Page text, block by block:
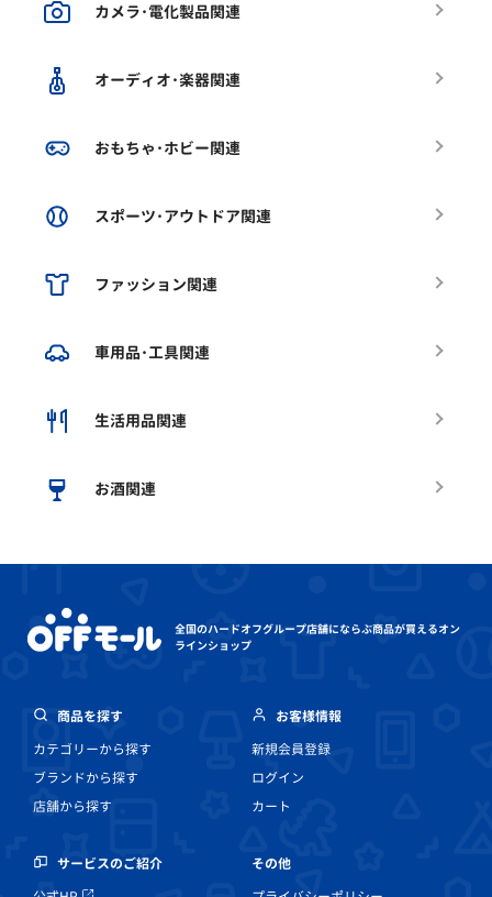
カメラ･電化製品関連
オーディオ･楽器関連
おもちゃ･ホビー関連
スポーツ･アウトドア関連
ファッション関連
車用品･工具関連
生活用品関連
お酒関連
全国のハードオフグループ店舗にならぶ商品が買えるオン
ラインショップ
商品を探す
カテゴリーから探す
ブランドから探す
店舗から探す
お客様情報
新規会員登録
ログイン
カート
サービスのご紹介
その他